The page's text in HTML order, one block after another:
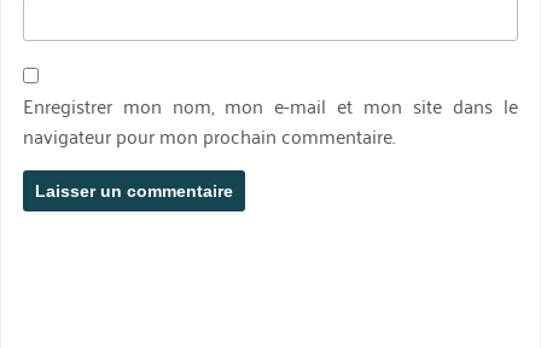
Enregistrer mon nom, mon e-mail et mon site dans le
navigateur pour mon prochain commentaire.